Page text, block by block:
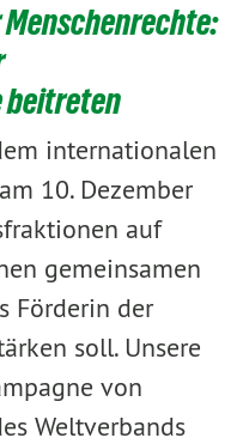
beitreten
internationalen
10. Dezember
auf
gemeinsamen
Förderin der
soll. Unsere
von
Weltverbands